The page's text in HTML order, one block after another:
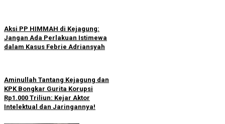
Aksi PP HIMMAH di Kejagung:
Jangan Ada Perlakuan Istimewa
dalam Kasus Febrie Adriansyah
Aminullah Tantang Kejagung dan
KPK Bongkar Gurita Korupsi
Rp1.000 Triliun: Kejar Aktor
Intelektual dan Jaringannya!